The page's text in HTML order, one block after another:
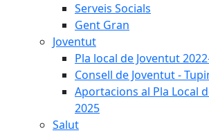
Serveis Socials
Gent Gran
Joventut
Pla local de Joventut
Consell de Joventut -
Aportacions al Pla Local
2025
Salut